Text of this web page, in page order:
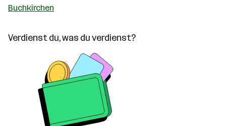
Buchkirchen
Verdienst du, was du verdienst?